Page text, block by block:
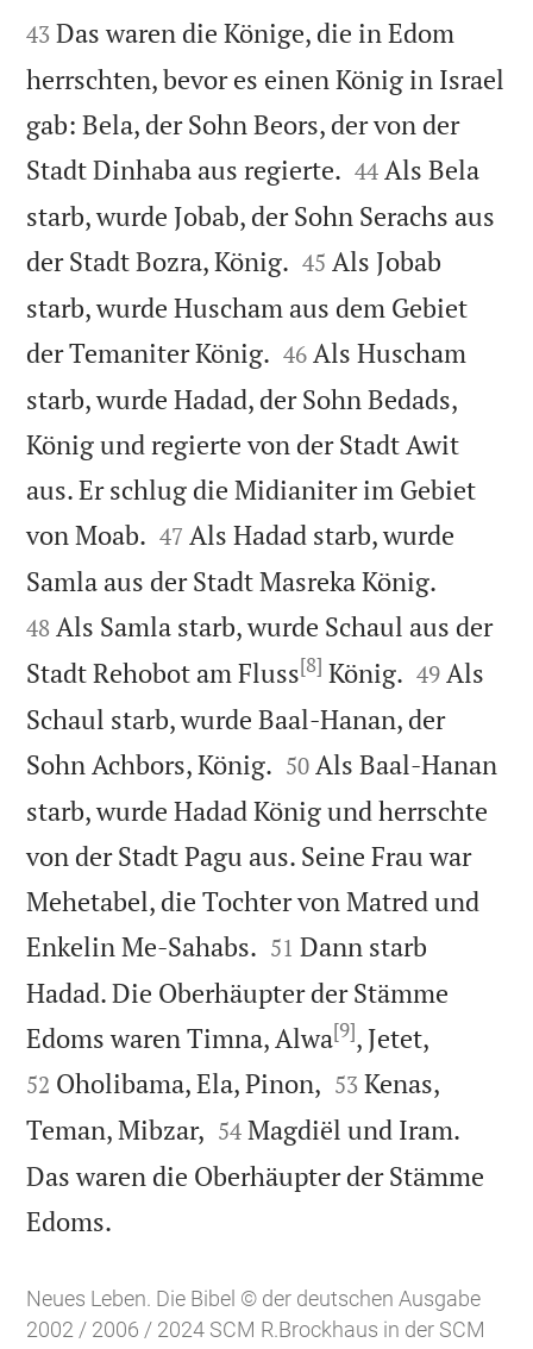


43 Das waren die Könige, die in Edom
herrschten, bevor es einen König in Israel
gab: Bela, der Sohn Beors, der von der
Stadt Dinhaba aus regierte. 

44 Als Bela
starb, wurde Jobab, der Sohn Serachs aus
der Stadt Bozra, König. 

45 Als Jobab
starb, wurde Huscham aus dem Gebiet
der Temaniter König. 

46 Als Huscham
starb, wurde Hadad, der Sohn Bedads,
König und regierte von der Stadt Awit
aus. Er schlug die Midianiter im Gebiet
von Moab. 

47 Als Hadad starb, wurde
Samla aus der Stadt Masreka König.
48 Als Samla starb, wurde Schaul aus der
Stadt Rehobot am Fluss[8] König. 

49 Als
Schaul starb, wurde Baal-Hanan, der
Sohn Achbors, König. 

50 Als Baal-Hanan
starb, wurde Hadad König und herrschte
von der Stadt Pagu aus. Seine Frau war
Mehetabel, die Tochter von Matred und
Enkelin Me-Sahabs. 

51 Dann starb
Hadad. Die Oberhäupter der Stämme
Edoms waren Timna, Alwa[9], Jetet,
52 Oholibama, Ela, Pinon, 

53 Kenas,
Teman, Mibzar, 

54 Magdiël und Iram.
Das waren die Oberhäupter der Stämme
Edoms.
Neues Leben. Die Bibel © der deutschen Ausgabe
2002 / 2006 / 2024 SCM R.Brockhaus in der SCM